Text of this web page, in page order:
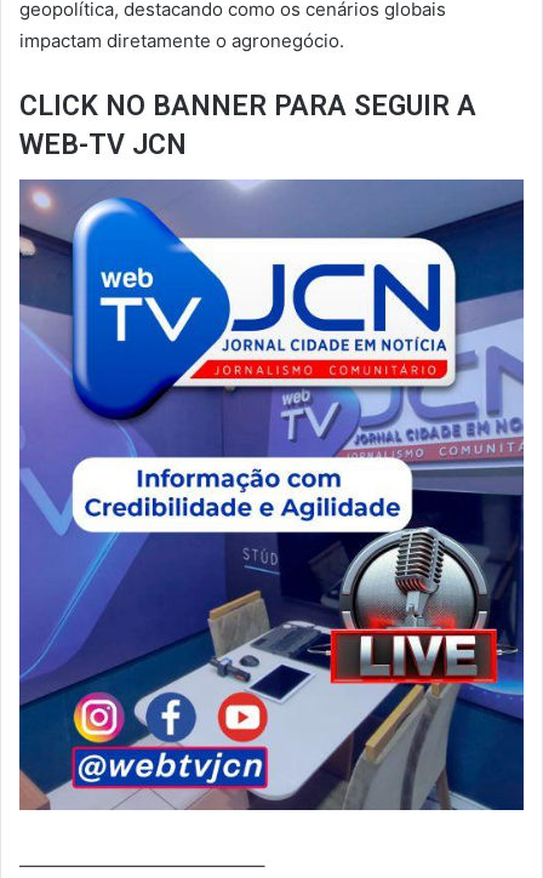
geopolítica, destacando como os cenários globais
impactam diretamente o agronegócio.
CLICK NO BANNER PARA SEGUIR A
WEB-TV JCN
—————————————–